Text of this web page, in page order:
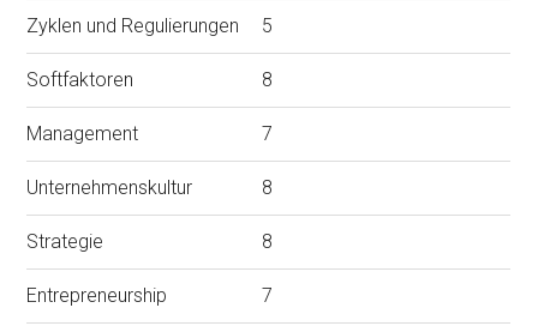
Zyklen und Regulierungen 5
Softfaktoren 8
Management 7
Unternehmenskultur 8
Strategie 8
Entrepreneurship 7